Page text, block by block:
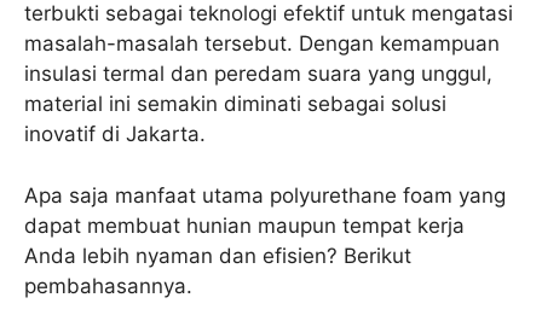
terbukti sebagai teknologi efektif untuk mengatasi
masalah-masalah tersebut. Dengan kemampuan
insulasi termal dan peredam suara yang unggul,
material ini semakin diminati sebagai solusi
inovatif di Jakarta.
Apa saja manfaat utama polyurethane foam yang
dapat membuat hunian maupun tempat kerja
Anda lebih nyaman dan efisien? Berikut
pembahasannya.